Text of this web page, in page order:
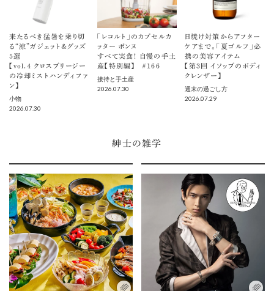
来たるべき猛暑を乗り切
る“涼”ガジェット＆グッズ
5選
【vol.４ クロスブリージー
の冷却ミストハンディファ
ン】
小物
2026.07.30
「レコルト」のカプセルカ
ッター ボンヌ
すべて実食！ 自慢の手土
産【特別編】 ＃166
接待と手土産
2026.07.30
日焼け対策からアフター
ケアまで。「夏ゴルフ」必
携の美容アイテム
【第3回 イソップのボディ
クレンザー】
週末の過ごし方
2026.07.29
紳士の雑学